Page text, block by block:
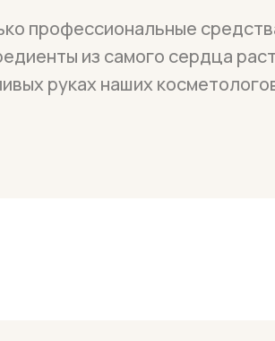
профессиональные
из самого сердца
руках наших